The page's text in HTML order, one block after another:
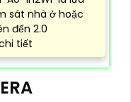
sát nhà ở hoặc
đến 2.0
tiết